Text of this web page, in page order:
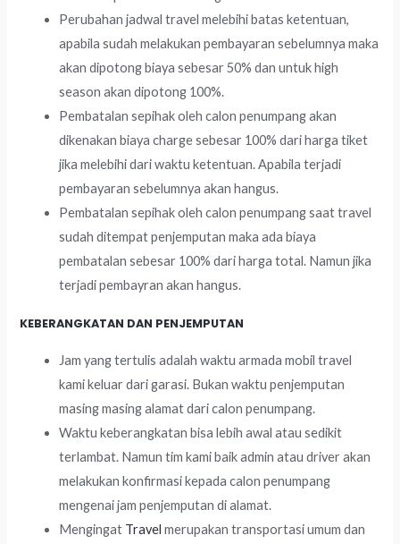
Perubahan jadwal travel melebihi batas ketentuan,
apabila sudah melakukan pembayaran sebelumnya maka
akan dipotong biaya sebesar 50% dan untuk high
season akan dipotong 100%.
Pembatalan sepihak oleh calon penumpang akan
dikenakan biaya charge sebesar 100% dari harga tiket
jika melebihi dari waktu ketentuan. Apabila terjadi
pembayaran sebelumnya akan hangus.
Pembatalan sepihak oleh calon penumpang saat travel
sudah ditempat penjemputan maka ada biaya
pembatalan sebesar 100% dari harga total. Namun jika
terjadi pembayran akan hangus.
KEBERANGKATAN DAN PENJEMPUTAN
Jam yang tertulis adalah waktu armada mobil travel
kami keluar dari garasi. Bukan waktu penjemputan
masing masing alamat dari calon penumpang.
Waktu keberangkatan bisa lebih awal atau sedikit
terlambat. Namun tim kami baik admin atau driver akan
melakukan konfirmasi kepada calon penumpang
mengenai jam penjemputan di alamat.
Mengingat Travel merupakan transportasi umum dan